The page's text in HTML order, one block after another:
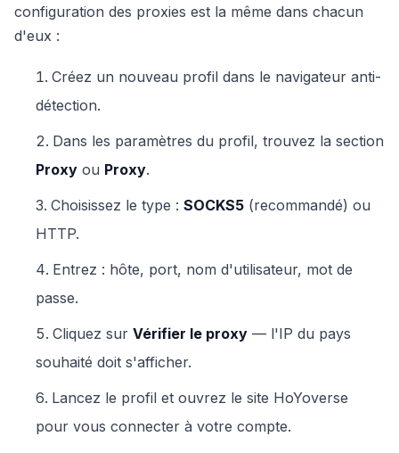
configuration des proxies est la même dans chacun
d'eux :
Créez un nouveau profil dans le navigateur anti-
détection.
Dans les paramètres du profil, trouvez la section
Proxy ou Proxy.
Choisissez le type : SOCKS5 (recommandé) ou
HTTP.
Entrez : hôte, port, nom d'utilisateur, mot de
passe.
Cliquez sur Vérifier le proxy — l'IP du pays
souhaité doit s'afficher.
Lancez le profil et ouvrez le site HoYoverse
pour vous connecter à votre compte.